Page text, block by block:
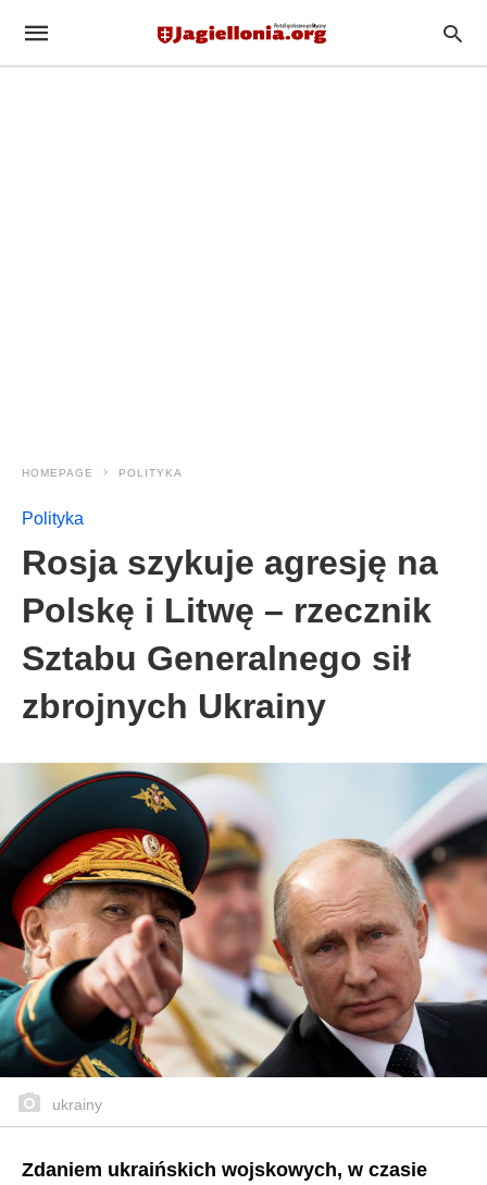
HOMEPAGE POLITYKA
Polityka
Rosja szykuje agresję na
Polskę i Litwę – rzecznik
Sztabu Generalnego sił
zbrojnych Ukrainy
ukrainy
Zdaniem ukraińskich wojskowych, w czasie